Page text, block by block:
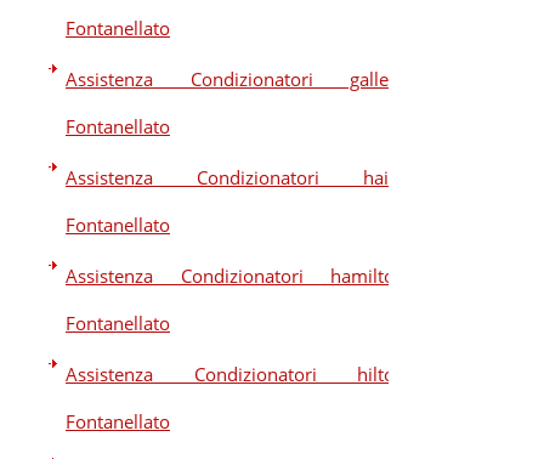
Fontanellato
Assistenza Condizionatori galletti
Fontanellato
Assistenza Condizionatori haier
Fontanellato
Assistenza Condizionatori hamilton
Fontanellato
Assistenza Condizionatori hilton
Fontanellato